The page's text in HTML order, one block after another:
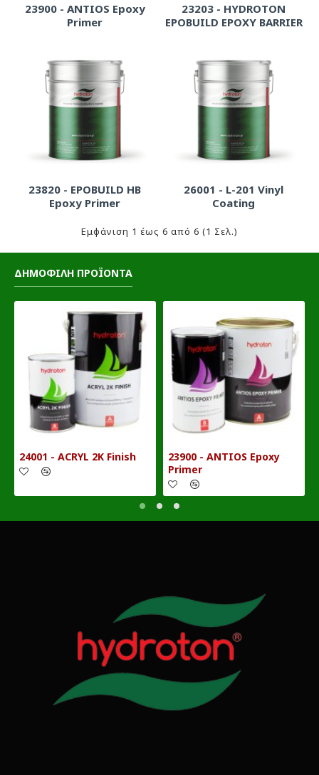
23900 - ANTIOS Epoxy
Primer
23203 - HYDROTON
EPOBUILD EPOXY BARRIER
23820 - EPOBUILD HB
Epoxy Primer
26001 - L-201 Vinyl
Coating
Εμφάνιση 1 έως 6 από 6 (1 Σελ.)
ΔΗΜΟΦΙΛΗ ΠΡΟΪΟΝΤΑ
24001 - ACRYL 2K Finish
23900 - ANTIOS Epoxy
Primer